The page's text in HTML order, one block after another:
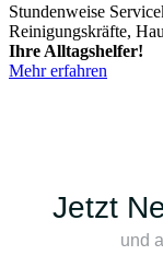
Stundenweise
Reinigungskräfte,
Ihre Alltagshelfer!
Mehr erfahren
Jetzt
und